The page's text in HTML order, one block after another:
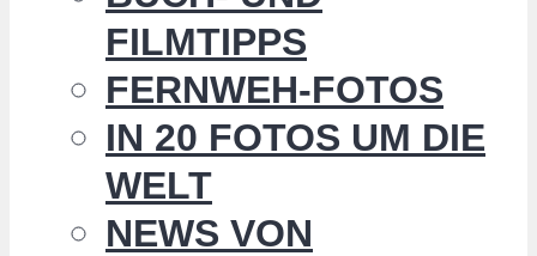
FILMTIPPS
FERNWEH-FOTOS
IN 20 FOTOS UM DIE
WELT
NEWS VON